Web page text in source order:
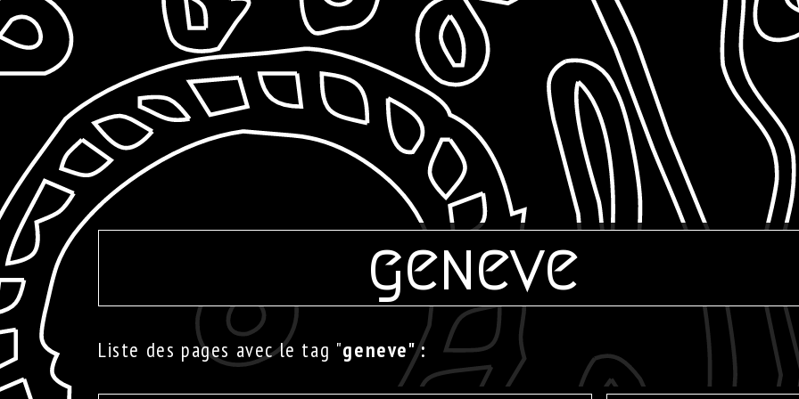
geneve
Liste des pages avec le tag "geneve" :